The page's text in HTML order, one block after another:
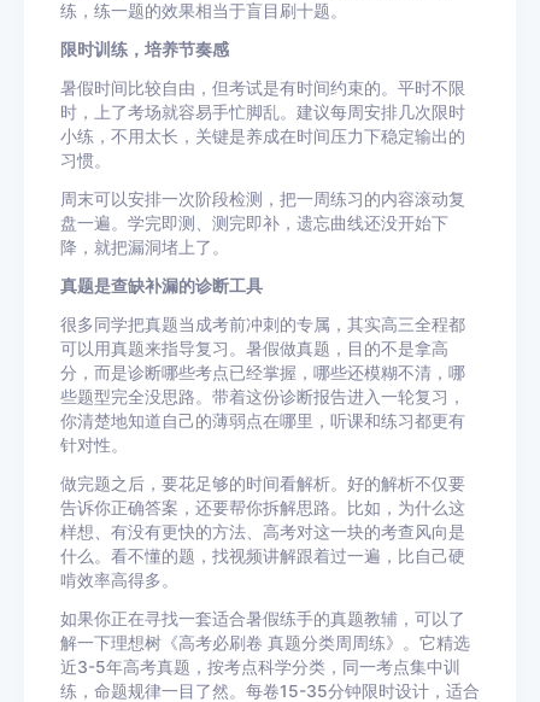
练，练一题的效果相当于盲目刷十题。
限时训练，培养节奏感
暑假时间比较自由，但考试是有时间约束的。平时不限
时，上了考场就容易手忙脚乱。建议每周安排几次限时
小练，不用太长，关键是养成在时间压力下稳定输出的
习惯。
周末可以安排一次阶段检测，把一周练习的内容滚动复
盘一遍。学完即测、测完即补，遗忘曲线还没开始下
降，就把漏洞堵上了。
真题是查缺补漏的诊断工具
很多同学把真题当成考前冲刺的专属，其实高三全程都
可以用真题来指导复习。暑假做真题，目的不是拿高
分，而是诊断哪些考点已经掌握，哪些还模糊不清，哪
些题型完全没思路。带着这份诊断报告进入一轮复习，
你清楚地知道自己的薄弱点在哪里，听课和练习都更有
针对性。
做完题之后，要花足够的时间看解析。好的解析不仅要
告诉你正确答案，还要帮你拆解思路。比如，为什么这
样想、有没有更快的方法、高考对这一块的考查风向是
什么。看不懂的题，找视频讲解跟着过一遍，比自己硬
啃效率高得多。
如果你正在寻找一套适合暑假练手的真题教辅，可以了
解一下理想树《高考必刷卷 真题分类周周练》。它精选
近3-5年高考真题，按考点科学分类，同一考点集中训
练，命题规律一目了然。每卷15-35分钟限时设计，适合